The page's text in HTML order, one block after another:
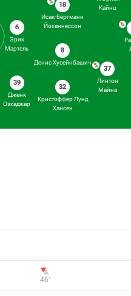
6
Эрик
Мартель
39
Дженк
Озкаджар
18
Исак-Бергманн
Йоханнессон
8
Денис Хусейнбашич
32
Кристоффер Лунд
Хансен
Кайнц
37
Линтон
Майна
46‎’‎